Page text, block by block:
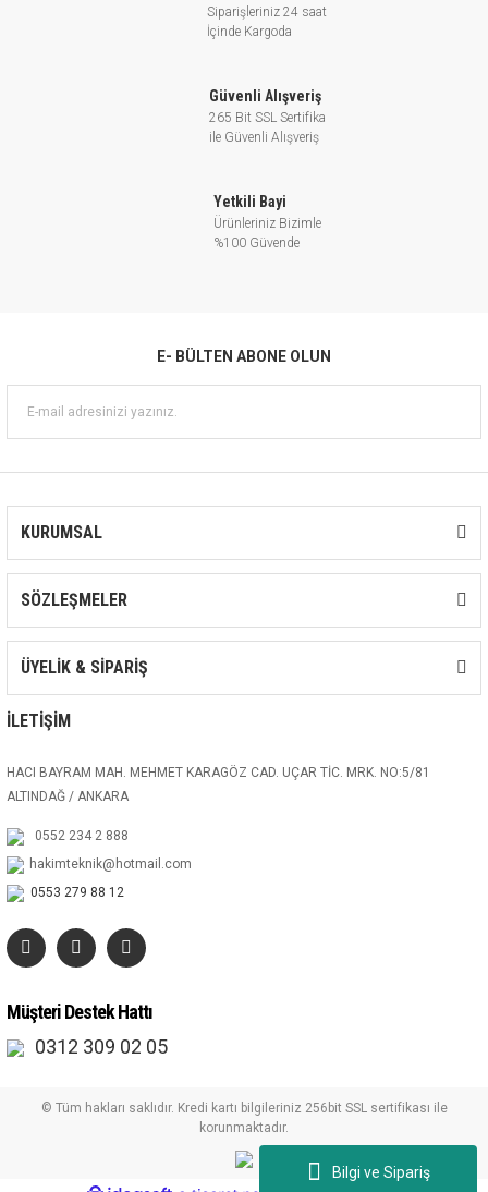
Bilgi ve Sipariş
Siparişleriniz 24 saat
İçinde Kargoda
Güvenli Alışveriş
265 Bit SSL Sertifika
ile Güvenli Alışveriş
Yetkili Bayi
Ürünleriniz Bizimle
%100 Güvende
E- BÜLTEN ABONE OLUN
KURUMSAL
SÖZLEŞMELER
ÜYELİK & SİPARİŞ
İLETİŞİM
HACI BAYRAM MAH. MEHMET KARAGÖZ CAD. UÇAR TİC. MRK. NO:5/81
ALTINDAĞ / ANKARA
0552 234 2 888
hakimteknik@hotmail.com
0553 279 88 12
Müşteri Destek Hattı
0312 309 02 05
© Tüm hakları saklıdır. Kredi kartı bilgileriniz 256bit SSL sertifikası ile
korunmaktadır.